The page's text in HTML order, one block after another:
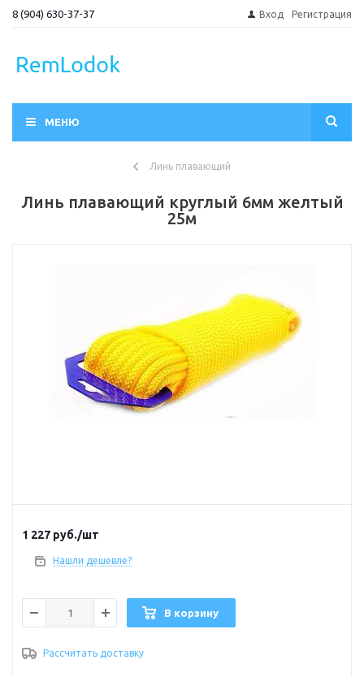
8 (904) 630-37-37 Вход Регистрация
МЕНЮ
Линь плавающий
Линь плавающий круглый 6мм желтый
25м
1 227 руб./шт
Нашли дешевле?
В корзину
Рассчитать доставку